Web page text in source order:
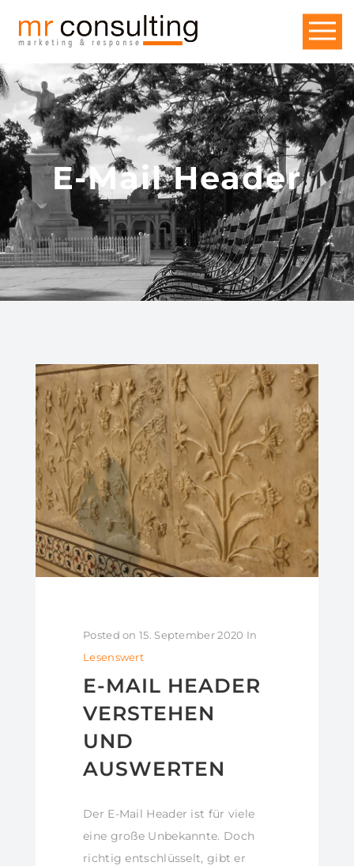
E-Mail Header
Posted on 15. September 2020 In
Lesenswert
E-MAIL HEADER
VERSTEHEN
UND
AUSWERTEN
Der E-Mail Header ist für viele
eine große Unbekannte. Doch
richtig entschlüsselt, gibt er